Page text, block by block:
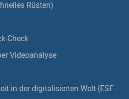
Rüsten)
Check
Videoanalyse
in der digitalisierten Welt (ESF-